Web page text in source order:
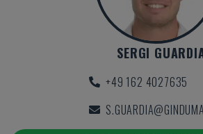
SERGI
+49 162 4027635